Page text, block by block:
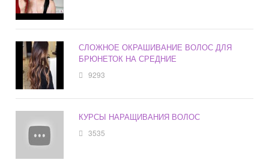
СЛОЖНОЕ ОКРАШИВАНИЕ ВОЛОС ДЛЯ
БРЮНЕТОК НА СРЕДНИЕ
9293
КУРСЫ НАРАЩИВАНИЯ ВОЛОС
3535